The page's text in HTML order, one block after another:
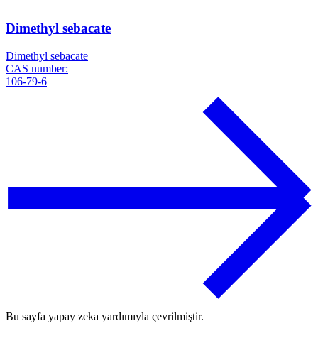
Dimethyl sebacate
Dimethyl sebacate
CAS number:
106-79-6
Bu sayfa yapay zeka yardımıyla çevrilmiştir.